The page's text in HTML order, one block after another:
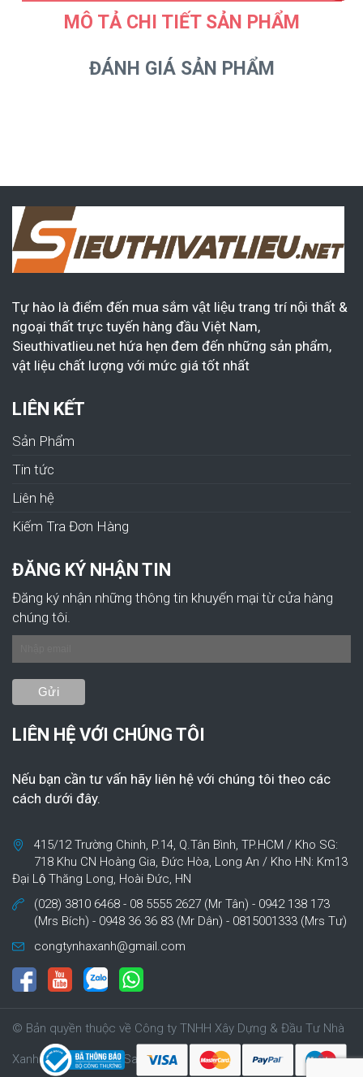
MÔ TẢ CHI TIẾT SẢN PHẨM
ĐÁNH GIÁ SẢN PHẨM
Tự hào là điểm đến mua sắm vật liệu trang trí nội thất &
ngoại thất trực tuyến hàng đầu Việt Nam,
Sieuthivatlieu.net hứa hẹn đem đến những sản phẩm,
vật liệu chất lượng với mức giá tốt nhất
LIÊN KẾT
Sản Phẩm
Tin tức
Liên hệ
Kiếm Tra Đơn Hàng
ĐĂNG KÝ NHẬN TIN
Đăng ký nhận những thông tin khuyến mại từ cửa hàng
chúng tôi.
LIÊN HỆ VỚI CHÚNG TÔI
Nếu bạn cần tư vấn hãy liên hệ với chúng tôi theo các
cách dưới đây.
415/12 Trường Chinh, P.14, Q.Tân Bình, TP.HCM / Kho SG:
718 Khu CN Hoàng Gia, Đức Hòa, Long An / Kho HN: Km13
Đại Lộ Thăng Long, Hoài Đức, HN
(028) 3810 6468 - 08 5555 2627 (Mr Tân) - 0942 138 173
(Mrs Bích) - 0948 36 36 83 (Mr Dân) - 0815001333 (Mrs Tư)
congtynhaxanh@gmail.com
© Bản quyền thuộc về Công ty TNHH Xây Dựng & Đầu Tư Nhà
Xanh | Cung cấp bởi Sapo